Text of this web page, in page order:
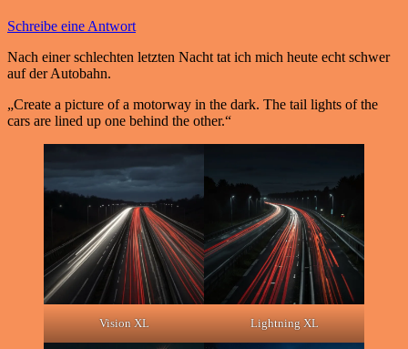
Schreibe eine Antwort
Nach einer schlechten letzten Nacht tat ich mich heute echt schwer
auf der Autobahn.
„Create a picture of a motorway in the dark. The tail lights of the
cars are lined up one behind the other.“
Vision XL Lightning XL